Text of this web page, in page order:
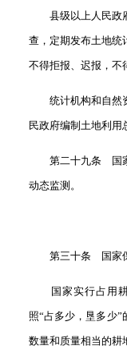
县级以上人民政府
查，定期发布土地统
不得拒报、迟报，不
统计机构和自然资
民政府编制土地利用
第二十九条 国家
动态监测。
第三十条 国家保
国家实行占用耕
照“占多少，垦多少
数量和质量相当的耕